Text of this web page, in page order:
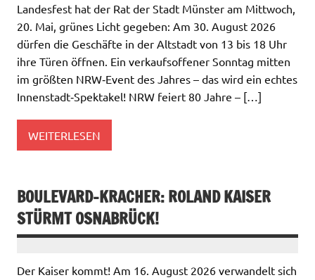
Landesfest hat der Rat der Stadt Münster am Mittwoch,
20. Mai, grünes Licht gegeben: Am 30. August 2026
dürfen die Geschäfte in der Altstadt von 13 bis 18 Uhr
ihre Türen öffnen. Ein verkaufsoffener Sonntag mitten
im größten NRW‑Event des Jahres – das wird ein echtes
Innenstadt‑Spektakel! NRW feiert 80 Jahre – […]
WEITERLESEN
BOULEVARD-KRACHER: ROLAND KAISER
STÜRMT OSNABRÜCK!
Der Kaiser kommt! Am 16. August 2026 verwandelt sich